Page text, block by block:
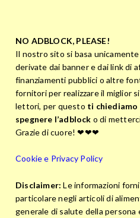
NO ADBLOCK, PLEASE!
Il nostro sito si basa
derivate dai banner e dai link di
finanziamenti pubblici o altre
fornitori per realizzare il miglior
lettori, per questo ti
spegnere l’adblock o di
Grazie di cuore! ❤❤❤
Cookie e Privacy Policy
Disclaimer: Le informazioni
particolare negli articoli di
generale di salute della persona